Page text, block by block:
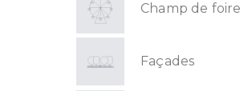
Champ de foire
Façades